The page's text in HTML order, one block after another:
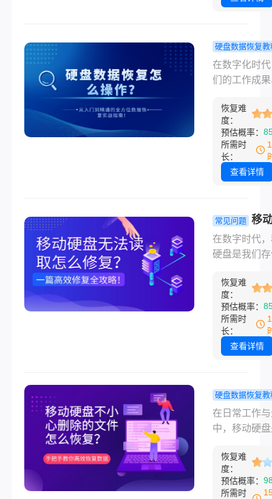
紧。无论是
项目文档、
家庭照片还
多年的学习
一旦丢失都
成巨大损失。
硬盘数据恢复教
盘数据恢复
操作？从入
据恢复实战
南！
在数字化时
们的工作成
都存储于小
盘之中。然
盘并非坚不
误删除、格
突然崩溃……
难。面对这
况，恐慌是
敌人，而冷
确的操作则
恢复数据的
那么硬盘数
怎么操作呢
将系统性地
盘数据恢复
高效方法，
在成为您在
机中的终极
册。
恢复难
度：
预估概率：
所需时
长：
查看详情
常见问题 移
无法读取怎
复？一篇涵
复全攻略！
在数字时代
硬盘是我们
和海量数据
伙伴。然而
一天你将它
脑，却只听
微弱的“叮咚
时，那种焦
助感瞬间袭
别急着下定
硬盘已经“寿
寝”，很多时
题远没有想
么严重。
恢复难
度：
预估概率：
所需时
长：
查看详情
硬盘数据恢复教
动硬盘不小
除的文件怎
高效恢复数
终极指南！
在日常工作
中，移动硬
据——如工作
目、家庭照
频收藏和文
恢复难
度：
预估概率：
所需时